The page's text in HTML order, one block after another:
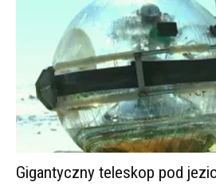
Gigantyczny teleskop pod